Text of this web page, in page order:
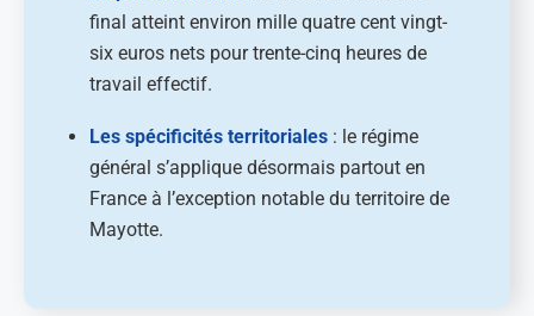
final atteint environ mille quatre cent vingt-
six euros nets pour trente-cinq heures de
travail effectif.
Les spécificités territoriales : le régime
général s’applique désormais partout en
France à l’exception notable du territoire de
Mayotte.